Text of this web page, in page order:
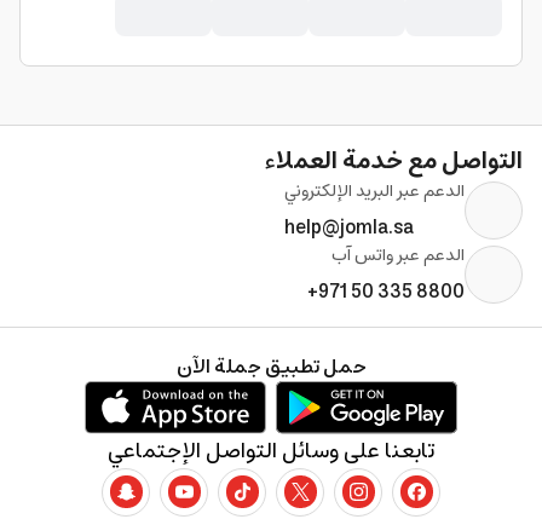
التواصل مع خدمة العملاء
الدعم عبر البريد الإلكتروني
help@jomla.sa
الدعم عبر واتس آب
+971 50 335 8800
تابعنا على وسائل التواصل الإجتماعي
حمل تطبيق جملة الآن